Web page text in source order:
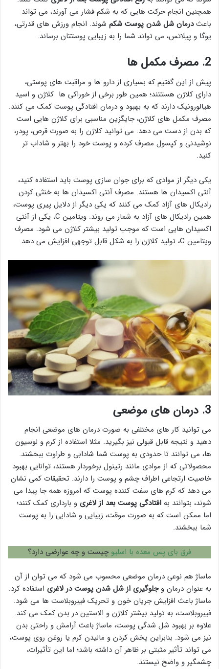
همچنین انجام حرکت هایی که به شکم فشار می آورند، می تواند
باعثدرمان شل شدن پوست شکم شوند. انجام ورزش های قدرتی،
یوگا و پیلاتس، می تواند شما را به زیبایی پوستتان برساند.
2. مصرف مکمل ها
پیش از این گفتیم که بسیاری از دارو ها و مراقبت های پوستی،
دارای کلاژن هستتند؛ همین طور برخی از خوراکی ها کلاژن و اسید
هیالورونیک دارند که به بهبود و درمان افتادگی پوست کمک می کنند.
مصرف مکمل های کلاژن، جایگزین مناسبی برای کلاژن هایی است
که بدن از دست می دهد. می توانید کلاژن را به صورت قرص، پودر،
نوشیدنی و کپسول مصرف کرده و پوست خود را بهتر و شاداب تر
کنید.
یکی دیگر از موادی که برای جوان سازی پوست باید استفاده کنید،
آنتی اکسیدان ها هستند. مصرف آنتی اکسیدان ها به خنثی کردن
رادیکال های آزاد کمک می کنند که یکی دیگر از دلایل پیری پوست،
همین رادیکال های آزاد به شمار می روند. ویتامین C، یکی از آنتی
اکسیدان هایی است که موجب تولید بیشتر کلاژن می شود. مصرف
ویتامین C، تولید کلاژن را به شکل قابل توجهی افزایش می دهد.
3. درمان های موضعی
می توانید کار های مختلفی به صورت درمان های موضعی انجام
دهید و نتیجه قابل قبولی نیز بگیرید. مثلا استفاده از کرم و لوسیون
ها، می توانند تا حدودی به پوست شما شادابی و طراوت ببخشند.
محصولاتی که از موادی مانند رتینول برخوردار هستند، توانایی بهبود
خاصیت ارتجاعی اطراف چشم و پوست را دارند. تحقیقات کمی نشان
می دهد که کرم های سفت کننده پوست که امروزه همه جا پیدا می
شوند، بتوانند به افتادگی پوست بعد از لاغری و بارداری کمک کنند؛
اما ممکن است که به صورت موقت، زیبایی و شادابی را به پوست
شما ببخشند.
فرق بای پس معده با اسلیو چیست و چه عوارضی دارد؟
ماساژ هم نوعی درمان موضعی محسوب می شود که می توان از آن
به عنوان درمان وجلوگیری از شل شدن پوست در لاغری استفاده کرد.
ماساژ باعث افزایش جریان خون و تحریک فیبروبلاست ها می شود.
فیبروبلاست، به تولید بیشتر کلاژن و الاستین در بدن کمک می کند.
علاوه بر بهبود شل شدگی پوست، ماساژ باعث آرامش و راحتی بدن
نیز می شود. بنابراین پخش کردن و مالیدن کرم یا روغن روی پوست،
می تواند تأثیر مثبتی بر ظاهر آن داشته باشد؛ اما این تأثیرات،
چشمگیر و واضح نیستند.